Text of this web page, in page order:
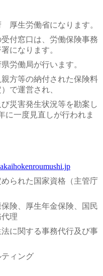
厚生労働省になります。
付窓口は、労働保険事務
になります。
労働局が行います。
方等の納付された保険料
で運営され、
災害発生状況等を勘案し
に一度見直しが行われま
られた国家資格（主管庁
険、厚生年金保険、国民
理
に関する事務代行及び事
ティング